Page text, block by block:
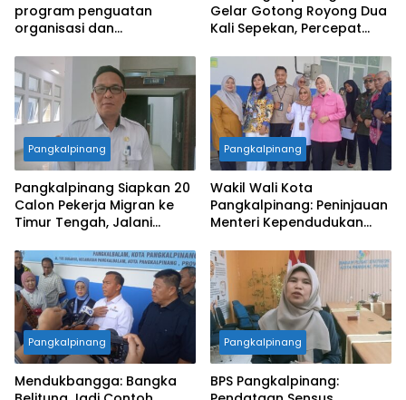
program penguatan
organisasi dan
Gelar Gotong Royong Dua
Kali Sepekan, Percepat
Pangkalpinang
Pangkalpinang Siapkan 20
Calon Pekerja Migran ke
Timur Tengah, Jalani
Pangkalpinang
Wakil Wali Kota
Pangkalpinang: Peninjauan
Menteri Kependudukan
Standar Layanan MBG
Pangkalpinang
Mendukbangga: Bangka
Pangkalpinang
BPS Pangkalpinang: